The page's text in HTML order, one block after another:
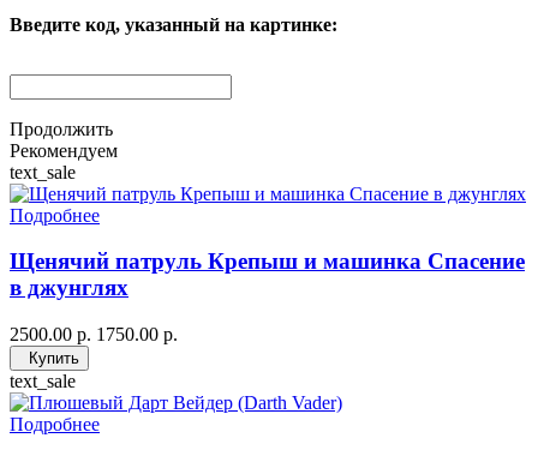
Введите код, указанный на картинке:
Продолжить
Рекомендуем
text_sale
Подробнее
Щенячий патруль Крепыш и машинка Спасение
в джунглях
2500.00 р. 1750.00 р.
Купить
text_sale
Подробнее